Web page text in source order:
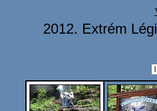
2012. Extrém